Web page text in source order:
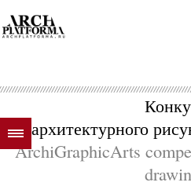
архитектурного
ArchiGraphicArts